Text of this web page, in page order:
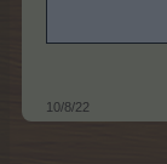
10/8/22